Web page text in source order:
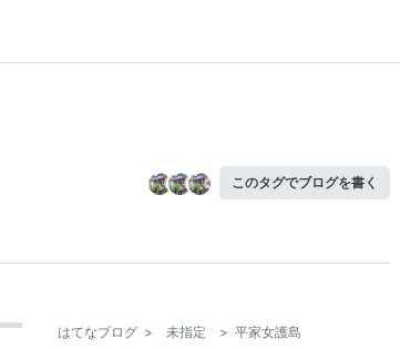
このタグでブログを書く
はてなブログ > 未指定 > 平家女護島